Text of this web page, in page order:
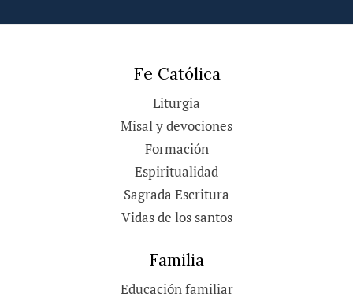
Fe Católica
Liturgia
Misal y devociones
Formación
Espiritualidad
Sagrada Escritura
Vidas de los santos
Familia
Educación familiar